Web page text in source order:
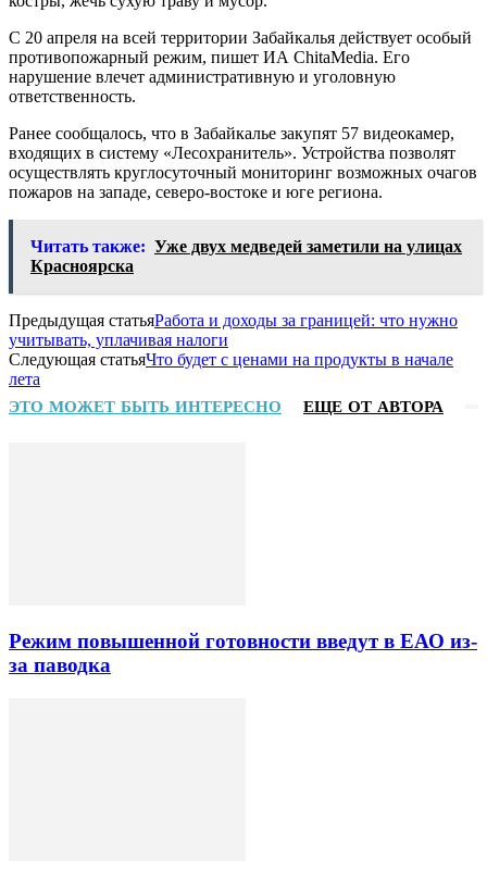
С 20 апреля на всей территории Забайкалья действует особый
противопожарный режим, пишет ИА ChitaMedia. Его
нарушение влечет административную и уголовную
ответственность.
Ранее сообщалось, что в Забайкалье закупят 57 видеокамер,
входящих в систему «Лесохранитель». Устройства позволят
осуществлять круглосуточный мониторинг возможных очагов
пожаров на западе, северо-востоке и юге региона.
Читать также: Уже двух медведей заметили на улицах
Красноярска
Предыдущая статьяРабота и доходы за границей: что нужно
учитывать, уплачивая налоги
Следующая статьяЧто будет с ценами на продукты в начале
лета
ЭТО МОЖЕТ БЫТЬ ИНТЕРЕСНО ЕЩЕ ОТ АВТОРА
Режим повышенной готовности введут в ЕАО из-
за паводка